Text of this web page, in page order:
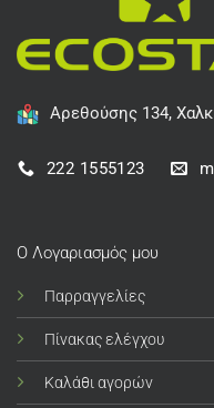
Αρεθούσης 134,
222 1555123
Ο Λογαριασμός μου
Παρραγγελίες
Πίνακας ελέγχου
Καλάθι αγορών